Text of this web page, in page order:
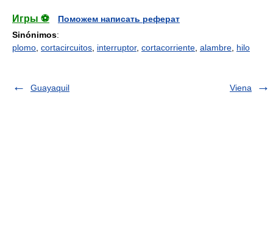
Игры ⚽
Поможем написать реферат
Sinónimos:
plomo cortacircuitos interruptor, cortacorriente alambre hilo
Guayaquil Viena